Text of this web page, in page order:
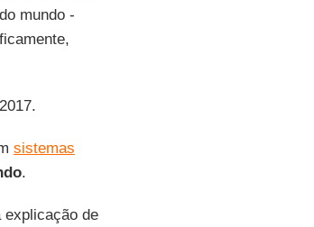
mundo -
sistemas
.
de